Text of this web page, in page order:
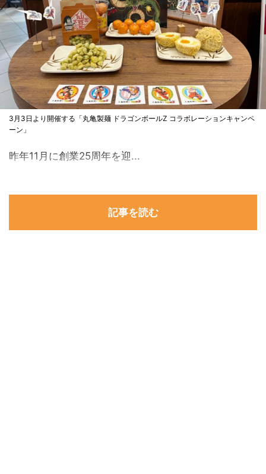
3月3日より開催する「丸亀製麺 ドラゴンボールZ コラボレーションキャンペ
ーン」
昨年11月に創業25周年を迎...
記事を読む